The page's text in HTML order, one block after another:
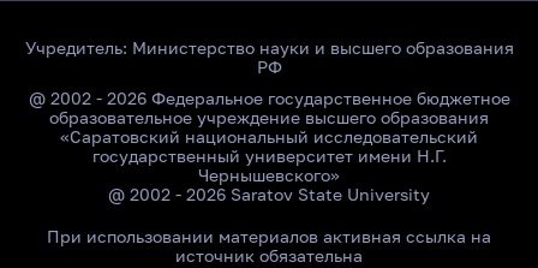
Учредитель: Министерство науки и высшего образования
РФ
@ 2002 - 2026 Федеральное государственное бюджетное
образовательное учреждение высшего образования
«Саратовский национальный исследовательский
государственный университет имени Н.Г.
Чернышевского»
@ 2002 - 2026 Saratov State University
При использовании материалов активная ссылка на
источник обязательна